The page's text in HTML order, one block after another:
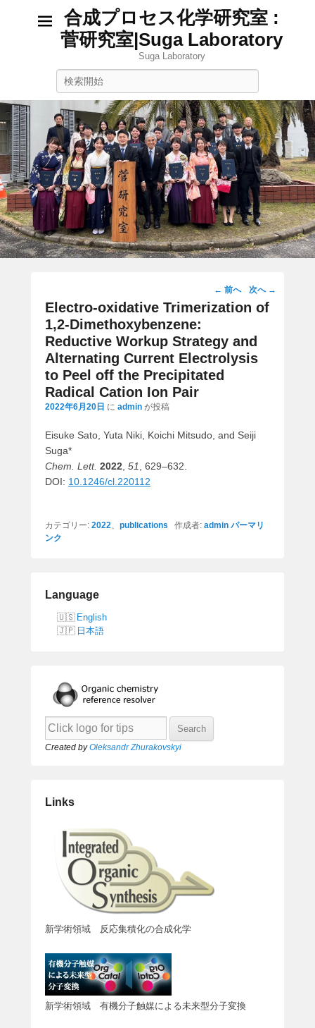
合成プロセス化学研究室 :
菅研究室|Suga Laboratory
Suga Laboratory
投
稿
ゲ
ー
シ
← 前へ 次へ →
Electro-oxidative Trimerization of
1,2-Dimethoxybenzene:
Reductive Workup Strategy and
Alternating Current Electrolysis
to Peel off the Precipitated
Radical Cation Ion Pair
2022年6月20日 に admin が投稿
Eisuke Sato, Yuta Niki, Koichi Mitsudo, and Seiji
Suga*
Chem. Lett. 2022 51
, 629–632.
DOI: 10.1246/cl.220112
カテゴリー: 2022 publications 作成者: admin パーマリ
ンク
Language
English
日本語
Created byOleksandr Zhurakovskyi
Links
新学術領域 反応集積化の合成化学
新学術領域 有機分子触媒による未来型分子変換